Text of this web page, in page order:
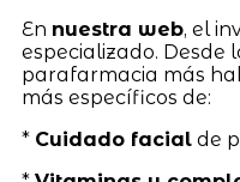
En nuestra web, el
especializado. Desde
parafarmacia más
más específicos de:
* Cuidado facialde